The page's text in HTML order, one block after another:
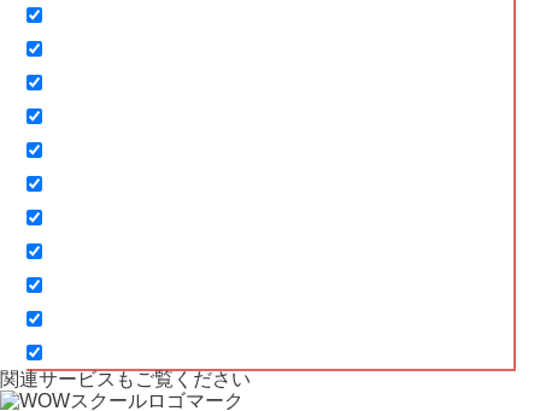
関連サービスもご覧ください